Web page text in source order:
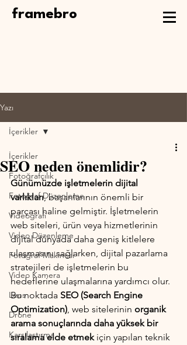
framebro
Yazı
İçerikler
Fotoğrafçılık
Fotoğraf Düzenleme
Videografi
Video Düzenleme
Fotoğraf Makinesi
Video Kamera
Lens
Drone
Karşılaştırma
İçerikler
SEO neden önemlidir?
Günümüzde işletmelerin dijital
varlıkları, başarılarının önemli bir
parçası haline gelmiştir. İşletmelerin
web siteleri, ürün veya hizmetlerinin
dijital dünyada daha geniş kitlelere
ulaşmasını sağlarken, dijital pazarlama
stratejileri de işletmelerin bu
hedeflerine ulaşmalarına yardımcı olur.
Bu noktada SEO (Search Engine
Optimization), web sitelerinin organik
arama sonuçlarında daha yüksek bir
sıralama elde etmek için yapılan teknik